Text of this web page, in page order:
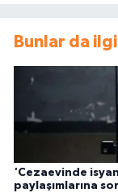
Bunlar da
'Cezaevinde
paylaşımlarına